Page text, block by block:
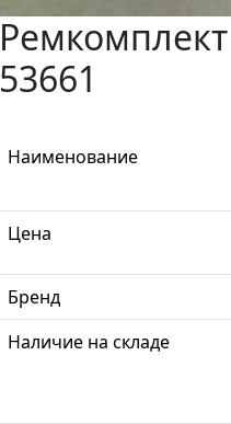
53661
Наименование
Цена
Бренд
Наличие на складе